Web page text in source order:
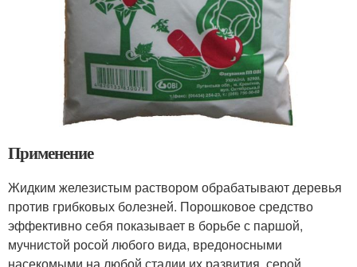
Применение
Жидким железистым раствором обрабатывают деревья
против грибковых болезней. Порошковое средство
эффективно себя показывает в борьбе с паршой,
мучнистой росой любого вида, вредоносными
насекомыми на любой стадии их развития, серой